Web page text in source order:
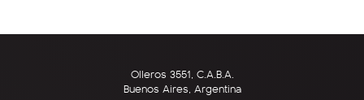
Olleros 3551, C.A.B.A.
Buenos Aires, Argentina